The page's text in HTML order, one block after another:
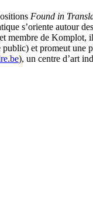
Found in
s’oriente autour
membre de Komplot,
et promeut une
), un centre d’art